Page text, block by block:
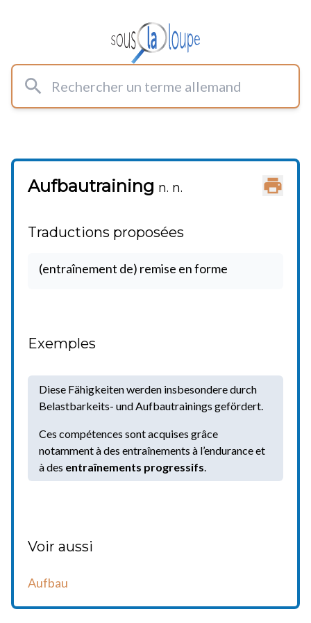
Rechercher un terme allemand
Aufbautraining n. n.
Traductions proposées
(entraînement de) remise en forme
Exemples
Diese Fähigkeiten werden insbesondere durch
Belastbarkeits- und Aufbautrainings gefördert.
Ces compétences sont acquises grâce
notamment à des entraînements à l’endurance et
à des entraînements progressifs.
Voir aussi
Aufbau